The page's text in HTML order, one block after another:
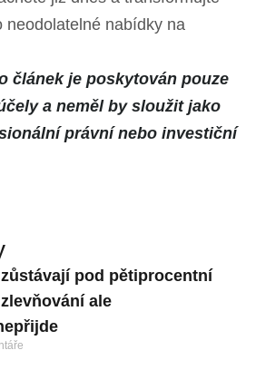
neodolatelné nabídky na
článek je poskytován pouze
a neměl by sloužit jako
právní nebo investiční
pod pětiprocentní
ale